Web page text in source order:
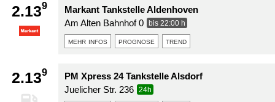
2.139
Markant Tankstelle Aldenhoven
Am Alten Bahnhof 0
bis 22:00 h
mehr infos prognose trend
2.139
PM Xpress 24 Tankstelle Alsdorf
Juelicher Str. 236
24h